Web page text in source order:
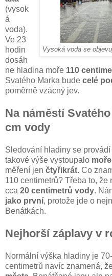
Vysoká voda se
(vysok
á
voda).
Ve 23
hodin
dosáh
ne hladina moře 110
Svatého Marka bude celé
poměrně vzácný jev.
Na náměstí
cm vody
Sledování hladiny se
takové výše vystoupalo moře
měření jen čtyřikrát. Co
110 centimetrů? Třeba to, že
cca 20 centimetrů vody.
jako první, protože jde o
Benátkách.
Nejhorší záplavy v
Normální výška hladiny je
centimetrů navíc znamená,